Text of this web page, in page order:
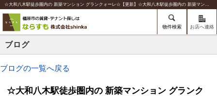
☆大和八木駅徒歩圏内の 新築マンション グランクォーレ☆【更新】☆大和八木駅徒歩圏内の 新築マンション グランクォーレ☆ | 橿原の賃貸のことならならすも【株式会社shinka】
物件検索 お店へ連絡
ブログ
ブログの一覧へ戻る
☆大和八木駅徒歩圏内の 新築マンション グランク